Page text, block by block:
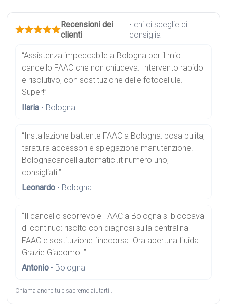
Recensioni dei
clienti
• chi ci sceglie ci
consiglia
“Assistenza impeccabile a Bologna per il mio
cancello FAAC che non chiudeva. Intervento rapido
e risolutivo, con sostituzione delle fotocellule.
Super!”
Ilaria • Bologna
“Installazione battente FAAC a Bologna: posa pulita,
taratura accessori e spiegazione manutenzione.
Bolognacancelliautomatici.it numero uno,
consigliati!”
Leonardo • Bologna
“Il cancello scorrevole FAAC a Bologna si bloccava
di continuo: risolto con diagnosi sulla centralina
FAAC e sostituzione finecorsa. Ora apertura fluida.
Grazie Giacomo! ”
Antonio • Bologna
Chiama anche tu e sapremo aiutarti!.